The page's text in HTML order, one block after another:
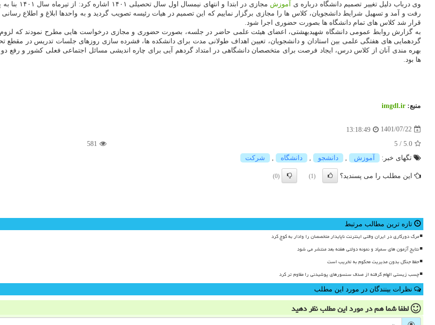
وی درباب دلیل تغییر تصمیم دانشگاه درباره ی
آموزش
مجازی در
رفت و آمد و تسهیل شرایط دانشجویان، کلاس ها را مجازی برگزار نماییم که این تصمیم در هیات رئیسه تصویب گردید و به واحدها ابلاغ و اطلاع
قرار شد کلاس های تمام دانشگاه ها بصورت حضوری اجرا شود.
به گزارش روابط عمومی دانشگاه شهیدبهشتی، اعضای هیئت علمی حاضر در جلسه، بصورت حضوری و مجازی درخواست هایی مطرح نمودند که لزوم
گردهمایی های هفتگی علمی بین استادان و دانشجویان، تعیین اهداف طولانی مدت برای دانشکده ها، فشرده سازی روزهای جلسات تدریس در مقطع
بهره مندی آنان از کلاس درس، ایجاد فرصت برای متخصصان دانشگاهی در امتداد گردهم آیی برای چاره اندیشی مسائل اجتماعی فعلی کشور و رفع
ها بود.
منبع: imgdl.ir
1401/07/22
13:18:49
5.0
/
5
581
تگهای خبر:
آموزش , دانشجو , دانشگاه , شركت
این مطلب را می پسندید؟ (1)
(0)
تازه ترین مطالب مرتبط
مرگ دورکاری در ایران وقتی اینترنت ناپایدار متخصصان را وادار به کوچ کرد
نتایج آزمون های سمپاد و نمونه دولتی هفته بعد منتشر می شود
حفظ جنگل بدون مدیریت محکوم به تخریب است
چسب زیستی الهام گرفته از صدف سنسورهای پوشیدنی را مقاوم تر کرد
نظرات بینندگان در مورد این مطلب
لطفا شما همدر مورد این مطلبنظر دهید